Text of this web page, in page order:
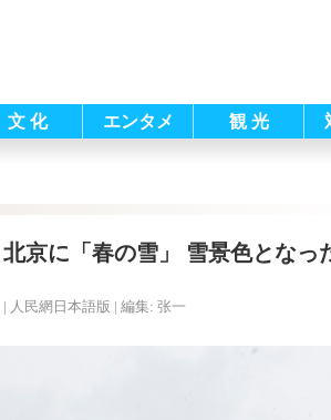
文 化 エンタメ 観 光
北京に「春の雪」 雪景色となっ
| 人民網日本語版 | 編集: 张一